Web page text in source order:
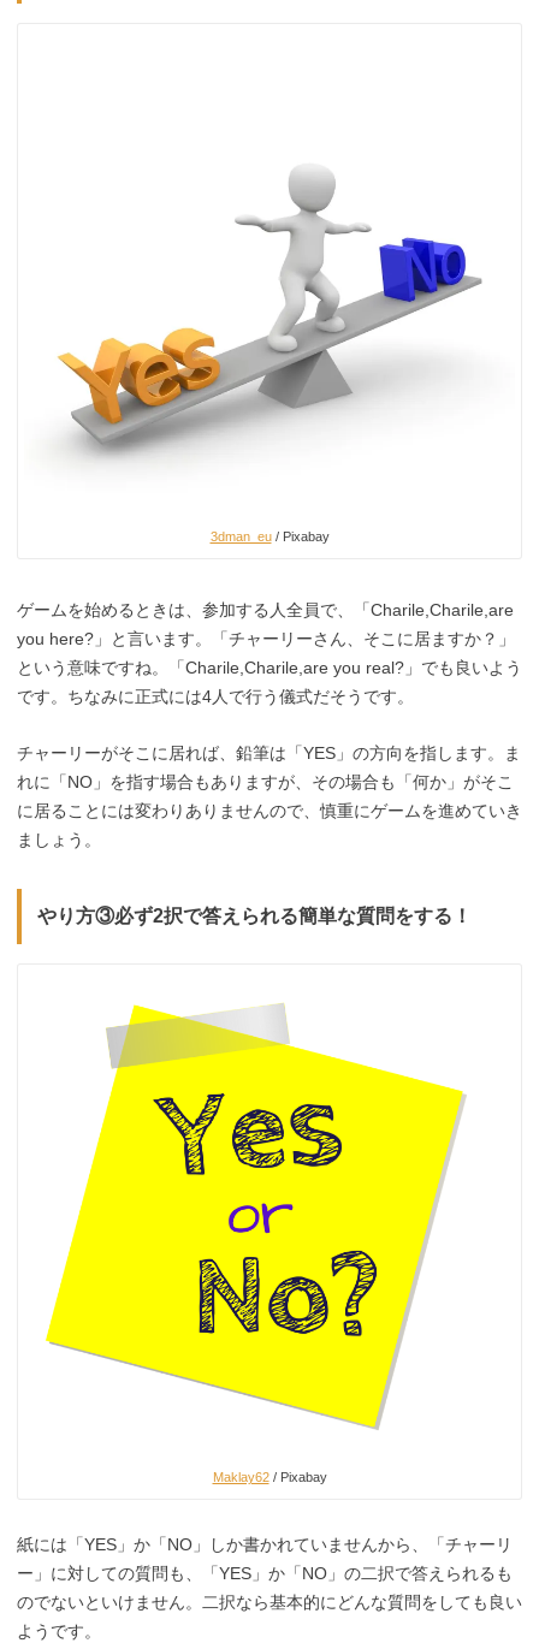
3dman_eu/ Pixabay
ゲームを始めるときは、参加する人全員で、「Charile,Charile,are
you here?」と言います。「チャーリーさん、そこに居ますか？」
という意味ですね。「Charile,Charile,are you real?」でも良いよう
です。ちなみに正式には4人で行う儀式だそうです。
チャーリーがそこに居れば、鉛筆は「YES」の方向を指します。ま
れに「NO」を指す場合もありますが、その場合も「何か」がそこ
に居ることには変わりありませんので、慎重にゲームを進めていき
ましょう。
やり方③必ず2択で答えられる簡単な質問をする！
Maklay62/ Pixabay
紙には「YES」か「NO」しか書かれていませんから、「チャーリ
ー」に対しての質問も、「YES」か「NO」の二択で答えられるも
のでないといけません。二択なら基本的にどんな質問をしても良い
ようです。